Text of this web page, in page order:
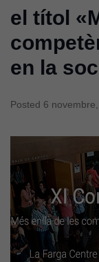
el títol
en la
Posted 6